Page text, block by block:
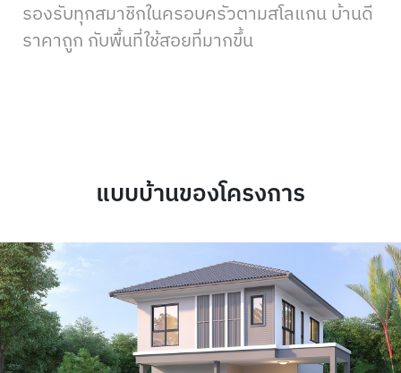
รองรับทุกสมาชิกในครอบครัวตามสโลแกน บ้านดี
ราคาถูก กับพื้นที่ใช้สอยที่มากขึ้น
แบบบ้านของโครงการ